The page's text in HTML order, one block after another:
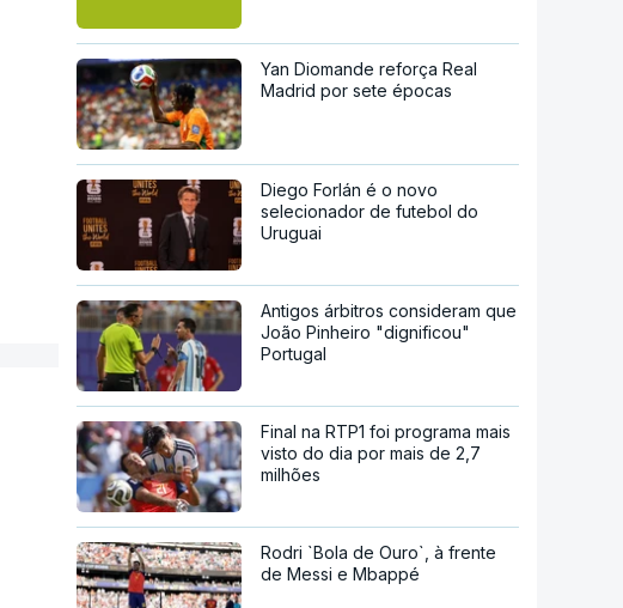
Yan Diomande reforça Real
Madrid por sete épocas
Diego Forlán é o novo
selecionador de futebol do
Uruguai
Antigos árbitros consideram que
João Pinheiro "dignificou"
Portugal
Final na RTP1 foi programa mais
visto do dia por mais de 2,7
milhões
Rodri `Bola de Ouro`, à frente
de Messi e Mbappé